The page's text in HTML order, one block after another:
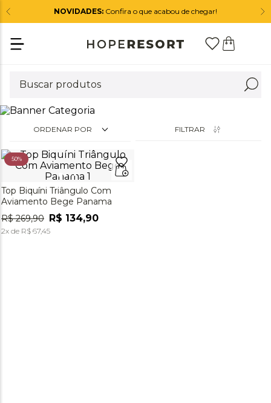
NOVIDADES: Confira o que acabou de chegar!
ORDENAR POR FILTRAR
50%
Top Biquíni Triângulo Com
Aviamento Bege Panama
R$ 269,90 R$ 134,90
2x de R$ 67,45